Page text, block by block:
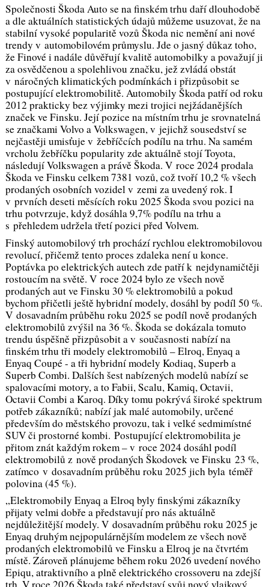
Společnosti Škoda Auto se na finském trhu daří dlouhodobě
a dle aktuálních statistických údajů můžeme usuzovat, že na
stabilní vysoké popularitě vozů Škoda nic nemění ani nové
trendy v automobilovém průmyslu. Jde o jasný důkaz toho,
že Finové i nadále důvěřují kvalitě automobilky a považují ji
za osvědčenou a spolehlivou značku, jež zvládá obstát
v náročných klimatických podmínkách i přizpůsobit se
postupující elektromobilitě. Automobily Škoda patří od roku
2012 prakticky bez výjimky mezi trojici nejžádanějších
značek ve Finsku. Její pozice na místním trhu je srovnatelná
se značkami Volvo a Volkswagen, v jejichž sousedství se
nejčastěji umisťuje v žebříčcích podílu na trhu. Na samém
vrcholu žebříčku popularity zde aktuálně stojí Toyota,
následují Volkswagen a právě Škoda. V roce 2024 prodala
Škoda ve Finsku celkem 7381 vozů, což tvoří 10,2 % všech
prodaných osobních vozidel v zemi za uvedený rok. I
v prvních deseti měsících roku 2025 Škoda svou pozici na
trhu potvrzuje, když dosáhla 9,7% podílu na trhu a
s přehledem udržela třetí pozici před Volvem.
Finský automobilový trh prochází rychlou elektromobilovou
revolucí, přičemž tento proces zdaleka není u konce.
Poptávka po elektrických autech zde patří k nejdynamičtěji
rostoucím na světě. V roce 2024 bylo ze všech nově
prodaných aut ve Finsku 30 % elektromobilů a pokud
bychom přičetli ještě hybridní modely, dosáhl by podíl 50 %.
V dosavadním průběhu roku 2025 se podíl nově prodaných
elektromobilů zvýšil na 36 %. Škoda se dokázala tomuto
trendu úspěšně přizpůsobit a v současnosti nabízí na
finském trhu tři modely elektromobilů – Elroq, Enyaq a
Enyaq Coupé - a tři hybridní modely Kodiaq, Superb a
Superb Combi. Dalších šest nabízených modelů nabízí se
spalovacími motory, a to Fabii, Scalu, Kamiq, Octavii,
Octavii Combi a Karoq. Díky tomu pokrývá široké spektrum
potřeb zákazníků; nabízí jak malé automobily, určené
především do městského provozu, tak i velké sedmimístné
SUV či prostorné kombi. Postupující elektromobilita je
přitom znát každým rokem – v roce 2024 dosáhl podíl
elektromobilů z nově prodaných Škodovek ve Finsku 23 %,
zatímco v dosavadním průběhu roku 2025 jich byla téměř
polovina (45 %).
„Elektromobily Enyaq a Elroq byly finskými zákazníky
přijaty velmi dobře a představují pro nás aktuálně
nejdůležitější modely. V dosavadním průběhu roku 2025 je
Enyaq druhým nejpopulárnějším modelem ze všech nově
prodaných elektromobilů ve Finsku a Elroq je na čtvrtém
místě. Zároveň plánujeme během roku 2026 uvedení nového
Epiqu, atraktivního a plně elektrického crossoveru na zdejší